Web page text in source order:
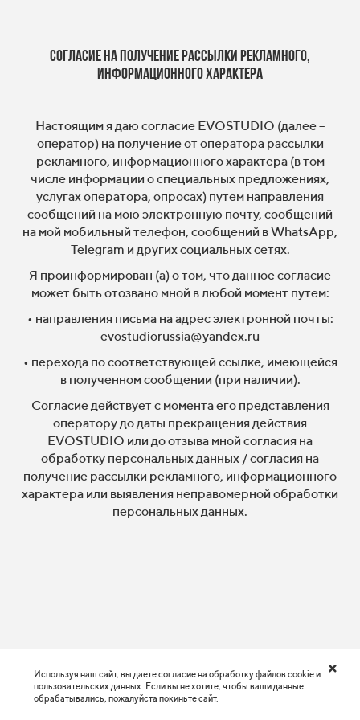
Согласие на получение рассылки рекламного,
информационного характера
Настоящим я даю согласие EVOSTUDIO (далее –
оператор) на получение от оператора рассылки
рекламного, информационного характера (в том
числе информации о специальных предложениях,
услугах оператора, опросах) путем направления
сообщений на мою электронную почту, сообщений
на мой мобильный телефон, сообщений в WhatsApp,
Telegram и других социальных сетях.
Я проинформирован (а) о том, что данное согласие
может быть отозвано мной в любой момент путем:
• направления письма на адрес электронной почты:
evostudiorussia@yandex.ru
• перехода по соответствующей ссылке, имеющейся
в полученном сообщении (при наличии).
Согласие действует с момента его представления
оператору до даты прекращения действия
EVOSTUDIO или до отзыва мной согласия на
обработку персональных данных / согласия на
получение рассылки рекламного, информационного
характера или выявления неправомерной обработки
персональных данных.
Используя наш сайт, вы даете согласие на обработку файлов cookie и
пользовательских данных. Если вы не хотите, чтобы ваши данные
обрабатывались, пожалуйста покиньте сайт.